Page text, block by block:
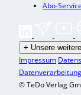
Abo-Service
+ Unsere
Impressum
Datenverarbeitung
© TeDo Verlag